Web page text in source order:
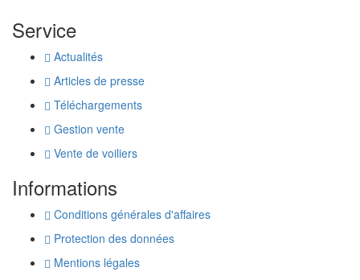
Service
Actualités
Articles de presse
Téléchargements
Gestion vente
Vente de voiliers
Informations
Conditions générales d'affaires
Protection des données
Mentions légales